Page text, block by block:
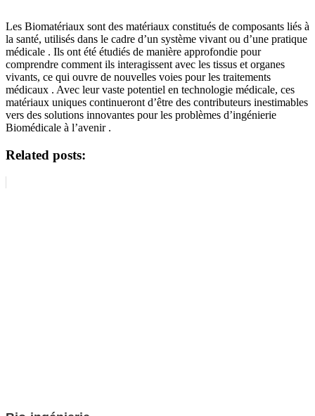
Les Biomatériaux sont des matériaux constitués de composants liés à
la santé, utilisés dans le cadre d’un système vivant ou d’une pratique
médicale . Ils ont été étudiés de manière approfondie pour
comprendre comment ils interagissent avec les tissus et organes
vivants, ce qui ouvre de nouvelles voies pour les traitements
médicaux . Avec leur vaste potentiel en technologie médicale, ces
matériaux uniques continueront d’être des contributeurs inestimables
vers des solutions innovantes pour les problèmes d’ingénierie
Biomédicale à l’avenir .
Related posts: